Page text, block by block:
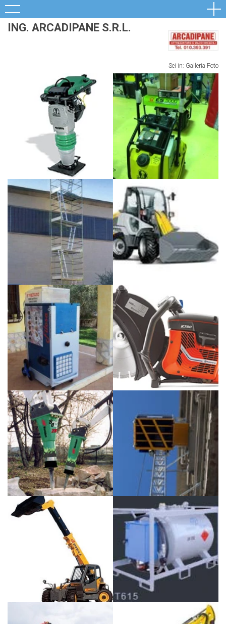
ING. ARCADIPANE S.R.L.
Sei in: Galleria Foto